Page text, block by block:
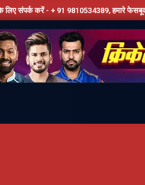
हमारे फेसबूक पेज को लाइक करें ,हमे